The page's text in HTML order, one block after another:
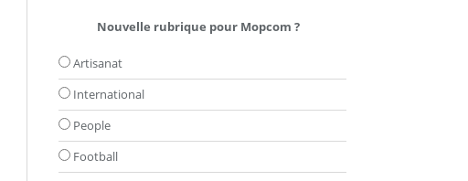
Nouvelle rubrique pour Mopcom ?
Artisanat
International
People
Football